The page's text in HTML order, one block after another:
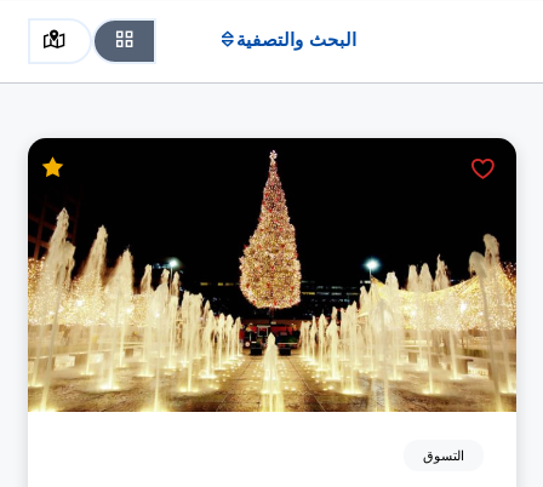
البحث والتصفية
التسوق